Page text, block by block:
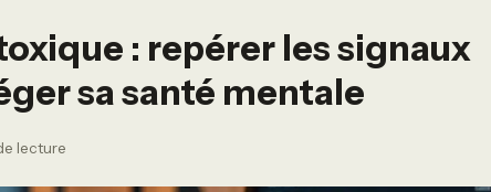
: repérer les signaux
sa santé mentale
lecture